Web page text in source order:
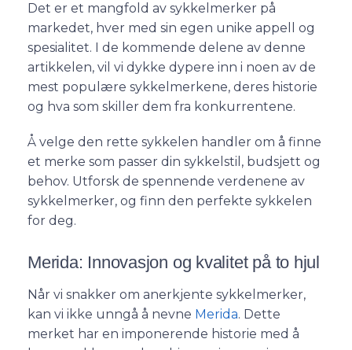
Det er et mangfold av sykkelmerker på
markedet, hver med sin egen unike appell og
spesialitet. I de kommende delene av denne
artikkelen, vil vi dykke dypere inn i noen av de
mest populære sykkelmerkene, deres historie
og hva som skiller dem fra konkurrentene.
Å velge den rette sykkelen handler om å finne
et merke som passer din sykkelstil, budsjett og
behov. Utforsk de spennende verdenene av
sykkelmerker, og finn den perfekte sykkelen
for deg.
Merida: Innovasjon og kvalitet på to hjul
Når vi snakker om anerkjente sykkelmerker,
kan vi ikke unngå å nevne Merida. Dette
merket har en imponerende historie med å